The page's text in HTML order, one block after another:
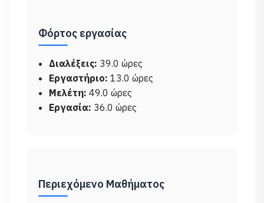
Φόρτος εργασίας
Διαλέξεις: 39.0 ώρες
Εργαστήριο: 13.0 ώρες
Μελέτη: 49.0 ώρες
Εργασία: 36.0 ώρες
Περιεχόμενο Μαθήματος